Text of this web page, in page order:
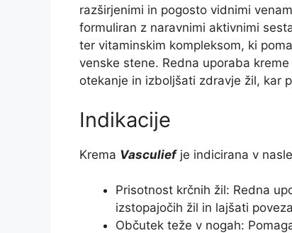
razširjenimi in pogosto vidnimi
formuliran z naravnimi aktivnimi
ter vitaminskim kompleksom, ki
venske stene. Redna uporaba kreme
otekanje in izboljšati zdravje žil, kar
Indikacije
Krema Vasculiefje indicirana v
Prisotnost krčnih žil: Redna
izstopajočih žil in lajšati
Občutek teže v nogah: